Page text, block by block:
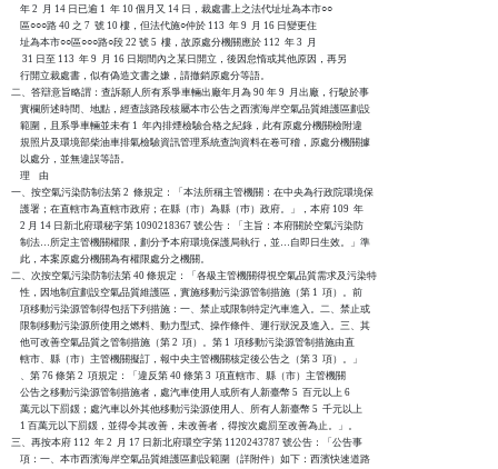
    年 2  月 14 日已逾 1  年 10 個月又 14 日，裁處書上之法代址址為本市○○
    區○○○路 40 之 7  號 10 樓，但法代施○仲於 113  年 9  月 16 日變更住
    址為本市○○區○○○路○段 22 號 5  樓，故原處分機關應於 112  年 3  月
     31 日至 113  年 9  月 16 日期間內之某日開立，後因怠惰或其他原因，再另
    行開立裁處書，似有偽造文書之嫌，請撤銷原處分等語。
二、答辯意旨略謂：查訴願人所有系爭車輛出廠年月為 90 年 9  月出廠，行駛於事
    實欄所述時間、地點，經查該路段核屬本市公告之西濱海岸空氣品質維護區劃設
    範圍，且系爭車輛並未有 1  年內排煙檢驗合格之紀錄，此有原處分機關檢附違
    規照片及環境部柴油車排氣檢驗資訊管理系統查詢資料在卷可稽，原處分機關據
    以處分，並無違誤等語。
    理    由
一、按空氣污染防制法第 2  條規定：「本法所稱主管機關：在中央為行政院環境保
    護署；在直轄市為直轄市政府；在縣（市）為縣（巿）政府。」，本府 109  年
    2 月 14 日新北府環秘字第 1090218367 號公告：「主旨：本府關於空氣污染防
    制法…所定主管機關權限，劃分予本府環境保護局執行，並…自即日生效。」準
    此，本案原處分機關為有權限處分之機關。
二、次按空氣污染防制法第 40 條規定：「各級主管機關得視空氣品質需求及污染特
    性，因地制宜劃設空氣品質維護區，實施移動污染源管制措施（第 1  項）。前
    項移動污染源管制得包括下列措施：一、禁止或限制特定汽車進入。二、禁止或
    限制移動污染源所使用之燃料、動力型式、操作條件、運行狀況及進入。三、其
    他可改善空氣品質之管制措施（第 2  項）。第 1  項移動污染源管制措施由直
    轄市、縣（市）主管機關擬訂，報中央主管機關核定後公告之（第 3  項）。」
    、第 76 條第 2  項規定：「違反第 40 條第 3  項直轄市、縣（市）主管機關
    公告之移動污染源管制措施者，處汽車使用人或所有人新臺幣 5  百元以上 6
    萬元以下罰鍰；處汽車以外其他移動污染源使用人、所有人新臺幣 5  千元以上
    1 百萬元以下罰鍰，並得令其改善，未改善者，得按次處罰至改善為止。」。
三、再按本府 112  年 2  月 17 日新北府環空字第 1120243787 號公告：「公告事
    項：一、本市西濱海岸空氣品質維護區劃設範圍（詳附件）如下：西濱快速道路